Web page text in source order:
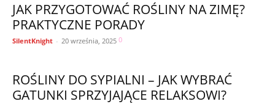
JAK PRZYGOTOWAĆ ROŚLINY NA ZIMĘ?
PRAKTYCZNE PORADY
SilentKnight - 20 września, 2025 0
ROŚLINY DO SYPIALNI – JAK WYBRAĆ
GATUNKI SPRZYJAJĄCE RELAKSOWI?